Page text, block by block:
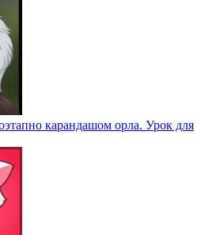
карандашом орла. Урок для